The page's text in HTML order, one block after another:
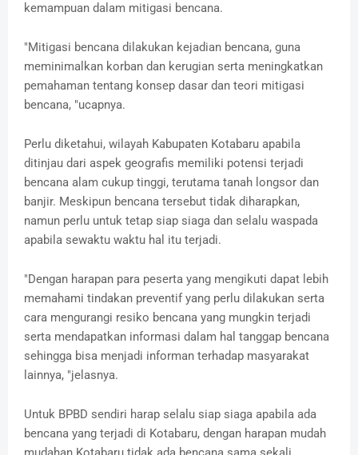
kemampuan dalam mitigasi bencana.
"Mitigasi bencana dilakukan kejadian bencana, guna
meminimalkan korban dan kerugian serta meningkatkan
pemahaman tentang konsep dasar dan teori mitigasi
bencana, "ucapnya.
Perlu diketahui, wilayah Kabupaten Kotabaru apabila
ditinjau dari aspek geografis memiliki potensi terjadi
bencana alam cukup tinggi, terutama tanah longsor dan
banjir. Meskipun bencana tersebut tidak diharapkan,
namun perlu untuk tetap siap siaga dan selalu waspada
apabila sewaktu waktu hal itu terjadi.
"Dengan harapan para peserta yang mengikuti dapat lebih
memahami tindakan preventif yang perlu dilakukan serta
cara mengurangi resiko bencana yang mungkin terjadi
serta mendapatkan informasi dalam hal tanggap bencana
sehingga bisa menjadi informan terhadap masyarakat
lainnya, "jelasnya.
Untuk BPBD sendiri harap selalu siap siaga apabila ada
bencana yang terjadi di Kotabaru, dengan harapan mudah